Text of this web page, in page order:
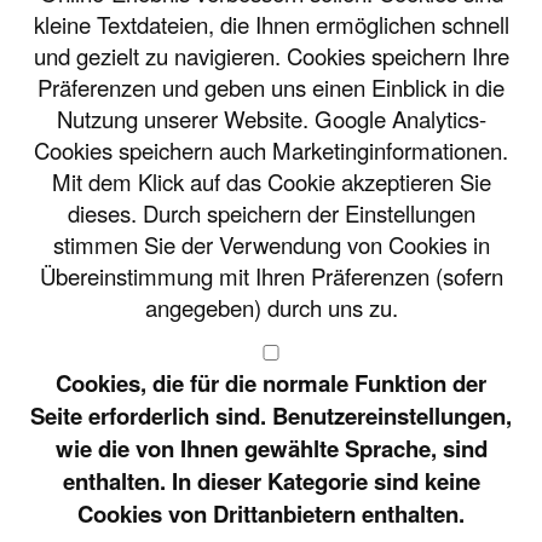
wenn Sie uns - am besten per email
- Ihre Meinung, Ihre Zufriedenheit,
aber auch Ihre Kritik zukommen
lassen würden und uns gleichzeitg
erlauben, dies hier unter Referenzen
zu veröffentlichen.
Dafür bedanken wir uns bei Ihnen
schon im voraus.
Besuch Familie Wick
aus Kirchheim
Am 17.1.17 besuchte uns die Familie
Wick aus Kirchheim. Und das haben
sie uns ein paar Tage später per E-
Mail übermittelt:hier lesen
kleine Textdateien, die Ihnen ermöglichen schnell
und gezielt zu navigieren. Cookies speichern Ihre
Präferenzen und geben uns einen Einblick in die
Nutzung unserer Website. Google Analytics-
Cookies speichern auch Marketinginformationen.
Mit dem Klick auf das Cookie akzeptieren Sie
dieses. Durch speichern der Einstellungen
stimmen Sie der Verwendung von Cookies in
Übereinstimmung mit Ihren Präferenzen (sofern
angegeben) durch uns zu.
Cookies, die für die normale Funktion der
Seite erforderlich sind. Benutzereinstellungen,
wie die von Ihnen gewählte Sprache, sind
enthalten. In dieser Kategorie sind keine
Cookies von Drittanbietern enthalten.